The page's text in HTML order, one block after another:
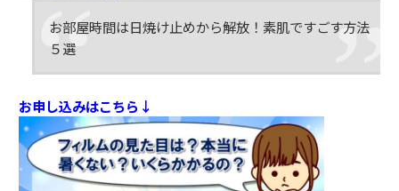
お部屋時間は日焼け止めから解放！素肌ですごす方法
５選
お申し込みはこちら↓